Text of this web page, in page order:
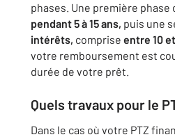
phases. Une première phase
pendant 5 à 15 ans, puis une
intérêts, comprise entre 10
votre remboursement est
durée de votre prêt.
Quels travaux pour le
Dans le cas où votre PTZ